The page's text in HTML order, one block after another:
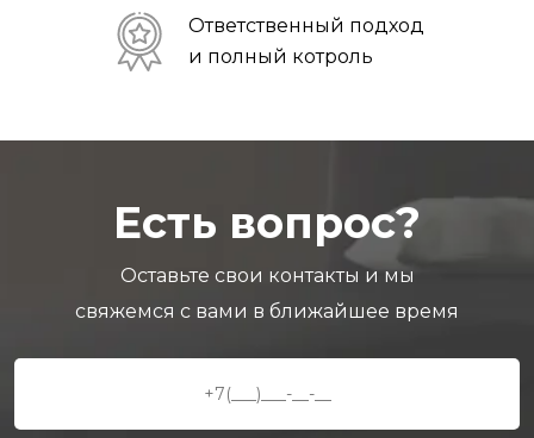
Ответственный подход
и полный котроль
Есть вопрос?
Оставьте свои контакты и мы
свяжемся с вами в ближайшее время